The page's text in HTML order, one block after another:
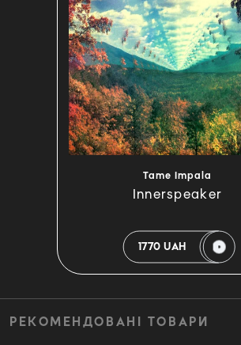
Tame Impala
Innerspeaker
1770 UAH
РЕКОМЕНДОВАНІ ТОВАРИ